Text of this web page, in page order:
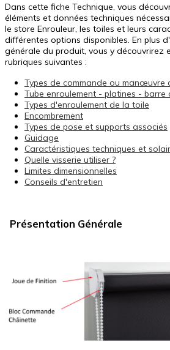
Dans cette fiche Technique, vous
éléments et données techniques
le store Enrouleur, les toiles et leurs
différentes options disponibles. En plus
générale du produit, vous y découvrirez
rubriques suivantes :
Types de commande ou manœuvre
Tube enroulement - platines - barre
Types d'enroulement de la toile
Encombrement
Types de pose et supports associés
Guidage
Caractéristiques techniques et
Quelle visserie utiliser ?
Limites dimensionnelles
Conseils d'entretien
Présentation Générale